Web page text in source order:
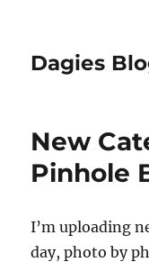
Dagies
New
Pinhole
I’m uploading
day, photo by